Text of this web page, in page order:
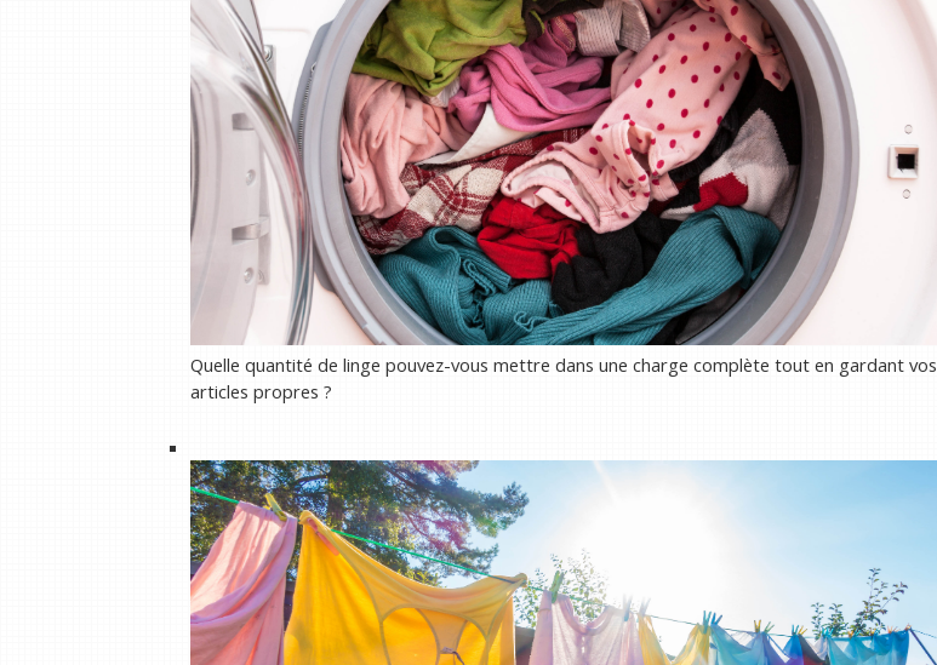
Quelle quantité de linge pouvez-vous mettre dans une charge complète tout en gardant vos
articles propres ?